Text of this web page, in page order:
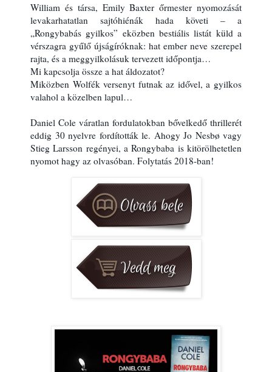
William és társa, Emily Baxter őrmester nyomozását
levakarhatatlan sajtóhiénák hada követi – a
„Rongybabás gyilkos” eközben bestiális listát küld a
vérszagra gyűlő újságíróknak: hat ember neve szerepel
rajta, és a meggyilkolásuk tervezett időpontja…
Mi kapcsolja össze a hat áldozatot?
Miközben Wolfék versenyt futnak az idővel, a gyilkos
valahol a közelben lapul…
Daniel Cole váratlan fordulatokban bővelkedő thrillerét
eddig 30 nyelvre fordították le. Ahogy Jo Nesbø vagy
Stieg Larsson regényei, a Rongybaba is kitörölhetetlen
nyomot hagy az olvasóban. Folytatás 2018-ban!